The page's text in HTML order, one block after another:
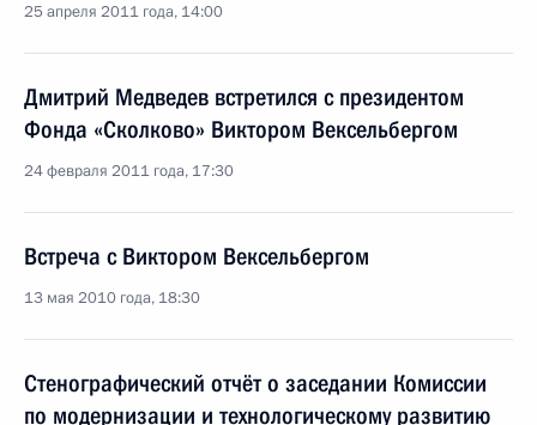
25 апреля 2011 года, 14:00
Дмитрий Медведев встретился с президентом
Фонда «Сколково» Виктором Вексельбергом
24 февраля 2011 года, 17:30
Встреча с Виктором Вексельбергом
13 мая 2010 года, 18:30
Стенографический отчёт о заседании Комиссии
по модернизации и технологическому развитию